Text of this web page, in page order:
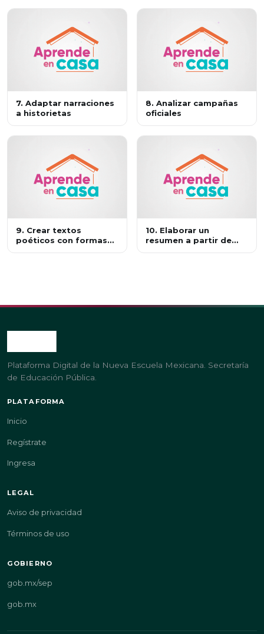
7. Adaptar narraciones
a historietas
8. Analizar campañas
oficiales
9. Crear textos
poéticos con formas
10. Elaborar un
resumen a partir de
Plataforma Digital de la Nueva Escuela Mexicana. Secretaría
de Educación Pública.
PLATAFORMA
Inicio
Regístrate
Ingresa
LEGAL
Aviso de privacidad
Términos de uso
GOBIERNO
gob.mx/sep
gob.mx